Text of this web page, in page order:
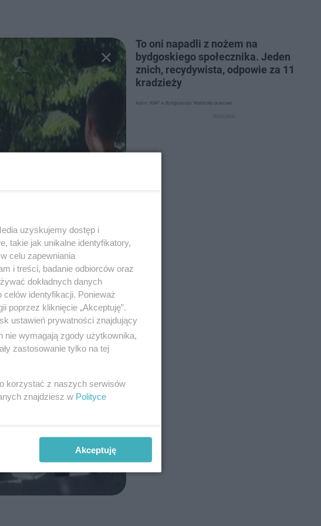
To oni napadli z nożem na
bydgoskiego społecznika. Jeden
znich, recydywista, odpowie za 11
kradzieży
Autor: KMP w Bydgoszczy/ Materiały prasowe
uzyskujemy dostęp i
takie jak unikalne identyfikatory,
celu zapewniania
i treści, badanie odbiorców oraz
dokładnych danych
identyfikacji. Ponieważ
poprzez kliknięcie „Akceptuję”.
ustawień prywatności znajdujący
nie wymagają zgody użytkownika,
zastosowanie tylko na tej
korzystać z naszych serwisów
znajdziesz w Polityce
Akceptuję